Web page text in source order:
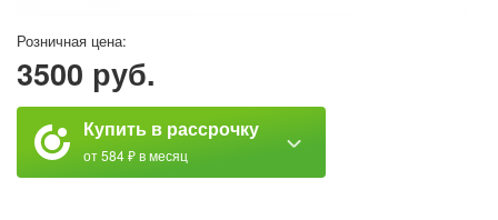
Розничная цена:
3500 руб.
Купить в рассрочку
от 584 ₽ в месяц